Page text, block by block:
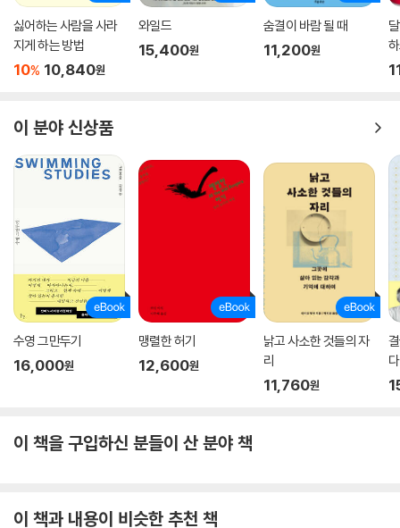
싫어하는 사람을 사라
지게 하는 방법
10% 10,840원
와일드
15,400원
숨결이 바람 될 때
11,200원
이 분야 신상품
수영 그만두기
16,000원
맹렬한 허기
12,600원
낡고 사소한 것들의 자
리
11,760원
다
이 책을 구입하신 분들이 산 분야 책
이 책과 내용이 비슷한 추천 책